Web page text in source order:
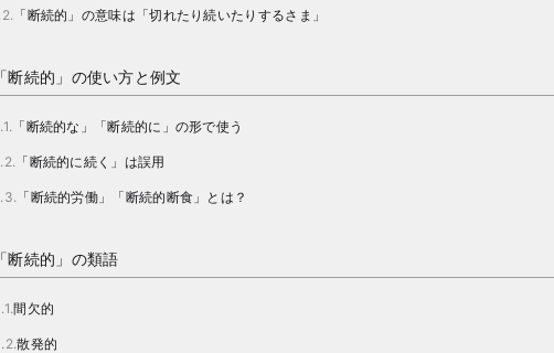
「断続的」の意味は「切れたり続いたりするさま」
「断続的」の使い方と例文
「断続的な」「断続的に」の形で使う
「断続的に続く」は誤用
「断続的労働」「断続的断食」とは？
「断続的」の類語
間欠的
散発的